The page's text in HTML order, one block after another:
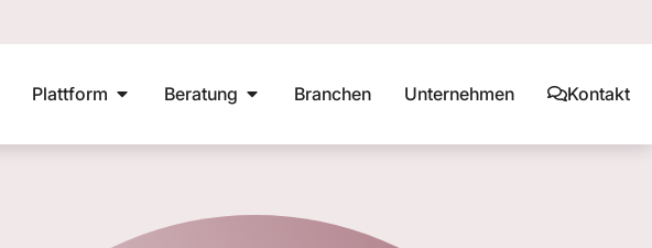
Plattform Beratung Branchen Unternehmen Kontakt